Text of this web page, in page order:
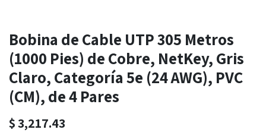
Bobina de Cable UTP 305 Metros
(1000 Pies) de Cobre, NetKey, Gris
Claro, Categoría 5e (24 AWG), PVC
(CM), de 4 Pares
$3,217.43